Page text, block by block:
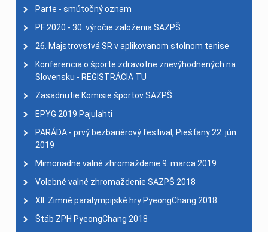
Parte - smútočný oznam
PF 2020 - 30. výročie založenia SAZPŠ
26. Majstrovstvá SR v aplikovanom stolnom tenise
Konferencia o športe zdravotne znevýhodnených na
Slovensku - REGISTRÁCIA TU
Zasadnutie Komisie športov SAZPŠ
EPYG 2019 Pajulahti
PARÁDA - prvý bezbariérový festival, Piešťany 22. jún
2019
Mimoriadne valné zhromaždenie 9. marca 2019
Volebné valné zhromaždenie SAZPŠ 2018
XII. Zimné paralympijské hry PyeongChang 2018
Štáb ZPH PyeongChang 2018